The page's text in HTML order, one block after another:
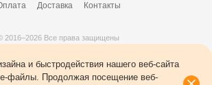
Доставка Контакты
2016–2026 Все права защищены
и быстродействия нашего веб-сайта
файлы. Продолжая посещение веб-